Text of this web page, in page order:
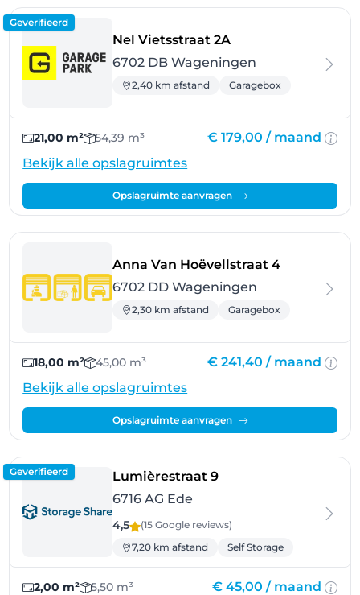
Geverifieerd
Nel Vietsstraat 2A- Wageningen
6702 DB Wageningen
2,40 km afstand Garagebox
21,00 m² 54,39 m³ € 179,00 / maand
Bekijk alle opslagruimtes
Opslagruimte aanvragen
Anna Van Hoëvellstraat 4-
6702 DD Wageningen
2,30 km afstand Garagebox
18,00 m² 45,00 m³ € 241,40 / maand
Bekijk alle opslagruimtes
Opslagruimte aanvragen
Geverifieerd Lumièrestraat 9- Ede
6716 AG Ede
4,5 (15 Google reviews)
7,20 km afstand
Self Storage
2,00 m² 5,50 m³ € 45,00 / maand